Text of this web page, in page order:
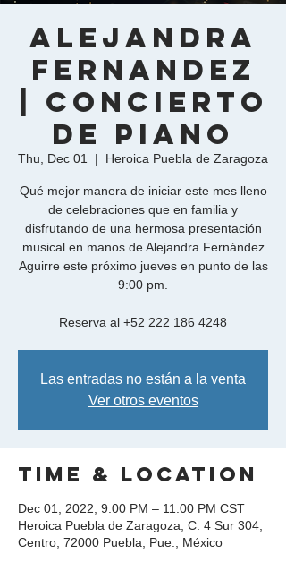
Alejandra
Fernandez
| Concierto
de Piano
Thu, Dec 01
  |
Heroica Puebla de Zaragoza
Qué mejor manera de iniciar este mes lleno
de celebraciones que en familia y
disfrutando de una hermosa presentación
musical en manos de Alejandra Fernández
Aguirre este próximo jueves en punto de las
9:00 pm.
Reserva al +52 222 186 4248
Las entradas no están a la venta
Ver otros eventos
Time & Location
Dec 01, 2022, 9:00 PM – 11:00 PM CST
Heroica Puebla de Zaragoza, C. 4 Sur 304,
Centro, 72000 Puebla, Pue., México